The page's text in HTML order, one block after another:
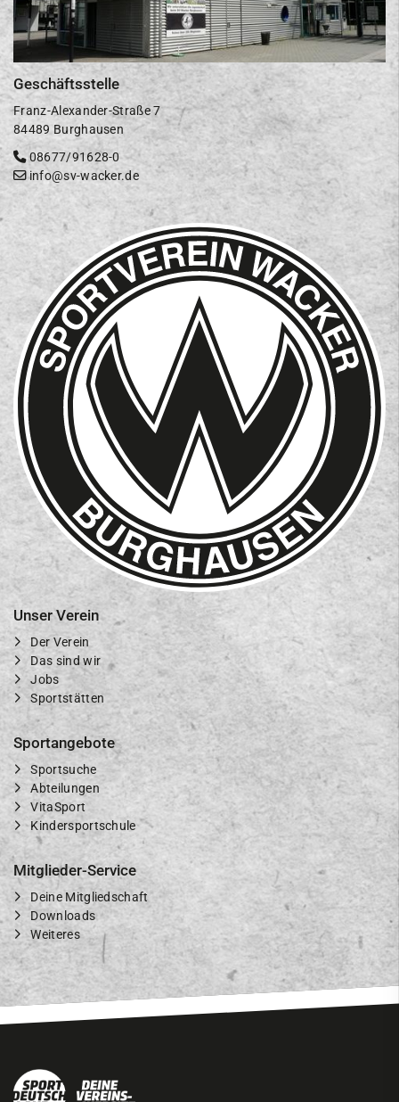
Geschäftsstelle
Franz-Alexander-Straße 7
84489 Burghausen
08677/91628-0
info@sv-wacker.de
Unser Verein
Der Verein
Das sind wir
Jobs
Sportstätten
Sportangebote
Sportsuche
Abteilungen
VitaSport
Kindersportschule
Mitglieder-Service
Deine Mitgliedschaft
Downloads
Weiteres